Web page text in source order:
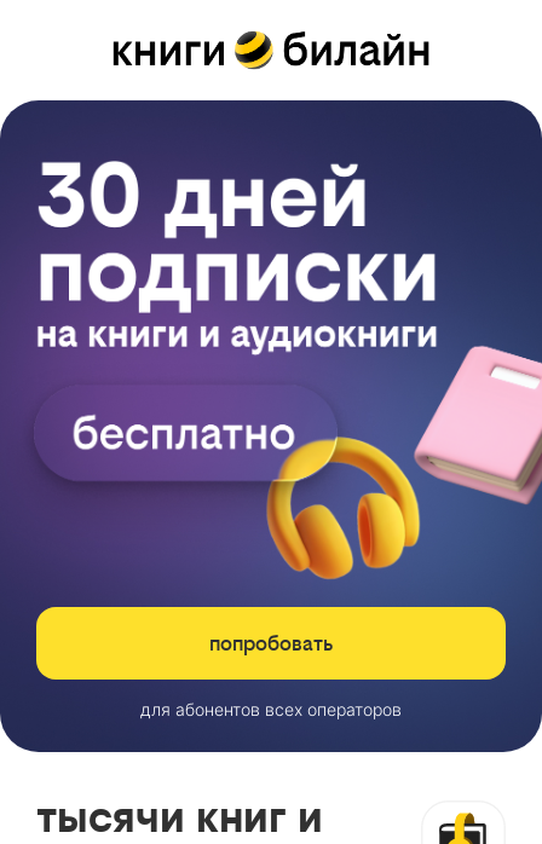
попробовать
для абонентов всех операторов
тысячи книг и